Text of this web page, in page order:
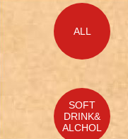
ALL
SOFT
DRINK&
ALCHOL